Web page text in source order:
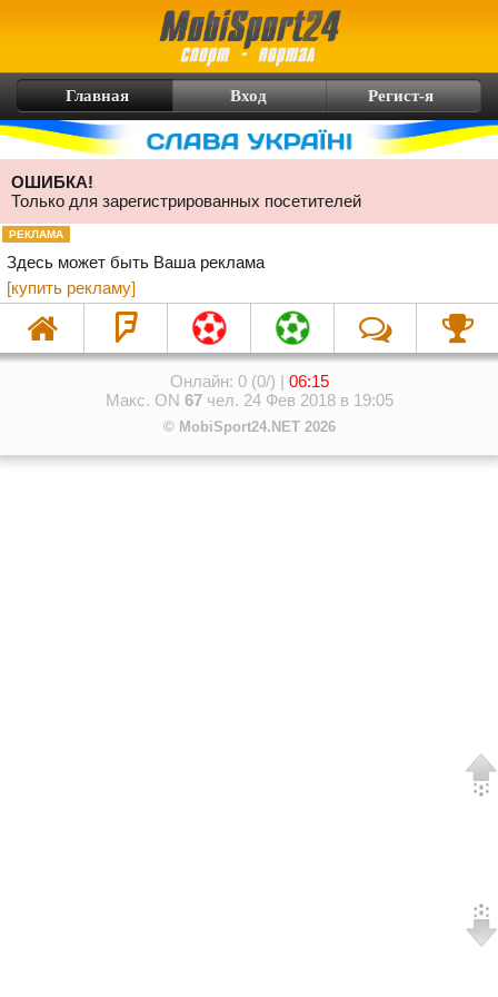
Главная Вход Регист-я
ОШИБКА!
Только для зарегистрированных посетителей
РЕКЛАМА
Здесь может быть Ваша реклама
[купить рекламу]
Онлайн: 0 (0/) | 06:15
Макс. ON 67чел. 24 Фев 2018 в 19:05
© MobiSport24.NET 2026